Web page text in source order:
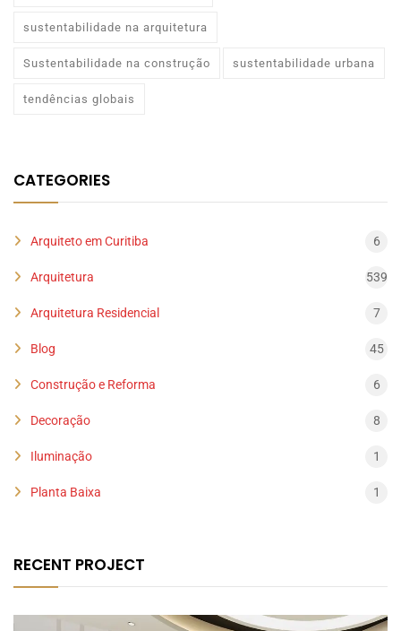
sustentabilidade na arquitetura
Sustentabilidade na construção sustentabilidade urbana
tendências globais
CATEGORIES
Arquiteto em Curitiba 6
Arquitetura 539
Arquitetura Residencial 7
Blog 45
Construção e Reforma 6
Decoração 8
Iluminação 1
Planta Baixa 1
RECENT PROJECT